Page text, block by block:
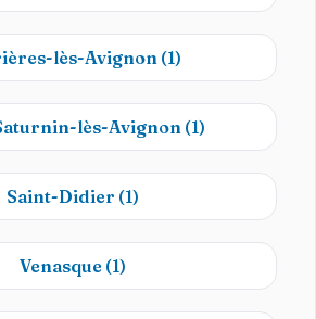
lès-Avignon(1)
lès-Avignon(1)
Saint-Didier (1)
Venasque (1)